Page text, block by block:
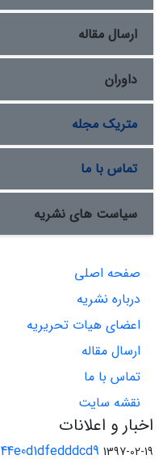
ارسال مقاله
داوران
متریک مجله
تماس با ما
سیاست های نشریه
صفحه اصلی
درباره نشریه
اعضای هیات تحریریه
ارسال مقاله
تماس با ما
نقشه سایت
اخبار و اعلانات
44e0d1dfedddcd9 1397-02-19